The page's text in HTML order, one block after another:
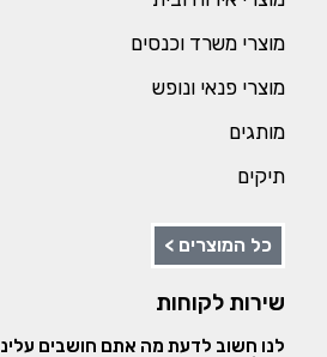
מוצרי משרד וכנסים
מוצרי פנאי ונופש
מותגים
תיקים
כל המוצרים >
שירות לקוחות
לנו חשוב לדעת מה אתם חושבים